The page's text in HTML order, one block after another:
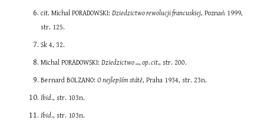
cit. Michal PORADOWSKI: Dziedzictwo rewolucji francuskiej, Poznań 1999,
str. 125.
Sk 4, 32.
Michal PORADOWSKI: Dziedzictwo ..., op. cit., str. 200.
Bernard BOLZANO: O nejlepším státě, Praha 1934, str. 23n.
Ibid., str. 103n.
Ibid., str. 103n.